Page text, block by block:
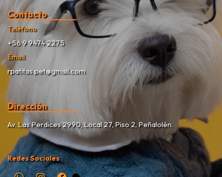
Contacto
Teléfono
+56 9 9474 2275
Email
rpatitas.pet@gmail.com
Dirección
Av. Las Perdices 2990, Local 27, Piso 2, Peñalolén.
Redes Sociales